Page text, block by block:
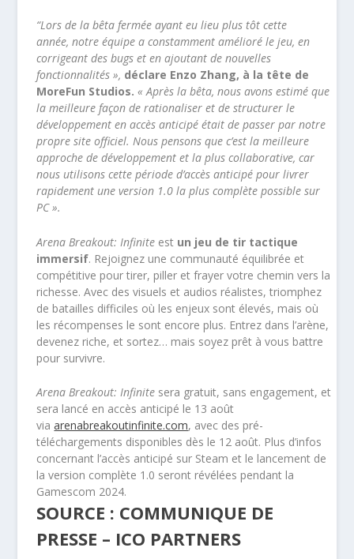
“Lors de la bêta fermée ayant eu lieu plus tôt cette
année, notre équipe a constamment amélioré le jeu, en
corrigeant des bugs et en ajoutant de nouvelles
fonctionnalités », déclare Enzo Zhang, à la tête de
MoreFun Studios. « Après la bêta, nous avons estimé que
la meilleure façon de rationaliser et de structurer le
développement en accès anticipé était de passer par notre
propre site officiel. Nous pensons que c’est la meilleure
approche de développement et la plus collaborative, car
nous utilisons cette période d’accès anticipé pour livrer
rapidement une version 1.0 la plus complète possible sur
PC ».
Arena Breakout: Infinite est un jeu de tir tactique
immersif. Rejoignez une communauté équilibrée et
compétitive pour tirer, piller et frayer votre chemin vers la
richesse. Avec des visuels et audios réalistes, triomphez
de batailles difficiles où les enjeux sont élevés, mais où
les récompenses le sont encore plus. Entrez dans l’arène,
devenez riche, et sortez… mais soyez prêt à vous battre
pour survivre.
Arena Breakout: Infinite sera gratuit, sans engagement, et
sera lancé en accès anticipé le 13 août
viaarenabreakoutinfinite.com, avec des pré-
téléchargements disponibles dès le 12 août. Plus d’infos
concernant l’accès anticipé sur Steam et le lancement de
la version complète 1.0 seront révélées pendant la
Gamescom 2024.
SOURCE : COMMUNIQUE DE
PRESSE – ICO PARTNERS